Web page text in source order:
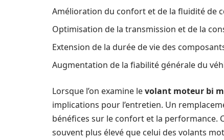
Amélioration du confort et de la fluidité de
Optimisation de la transmission et de la
Extension de la durée de vie des
Augmentation de la fiabilité générale du
Lorsque l’on examine levolant moteur bi
implications pour l’entretien. Un
bénéfices sur le confort et la performance.
souvent plus élevé que celui des volants